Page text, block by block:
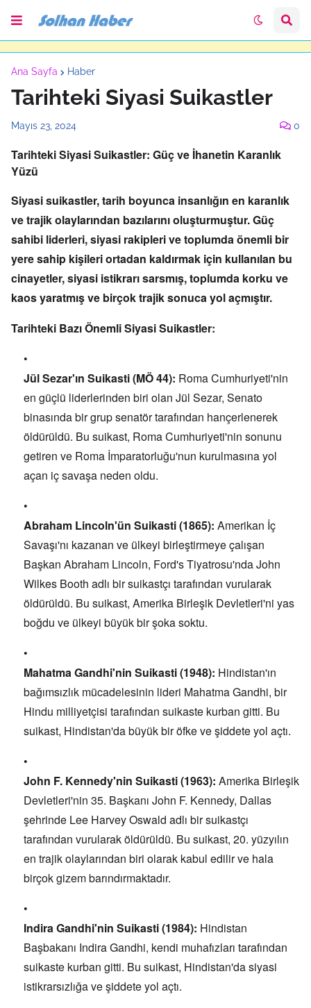
Ana Sayfa Haber
Tarihteki Siyasi Suikastler
Mayıs 23, 2024 0
Tarihteki Siyasi Suikastler: Güç ve İhanetin Karanlık
Yüzü
Siyasi suikastler,tarih boyunca insanlığın en karanlık
ve trajik olaylarından bazılarını oluşturmuştur.Güç
sahibi liderleri,siyasi rakipleri ve toplumda önemli bir
yere sahip kişileri ortadan kaldırmak için kullanılan bu
cinayetler,siyasi istikrarı sarsmış,toplumda korku ve
kaos yaratmış ve birçok trajik sonuca yol açmıştır.
Tarihteki Bazı Önemli Siyasi Suikastler:
Jül Sezar'ın Suikasti (MÖ 44): Roma Cumhuriyeti'nin
en güçlü liderlerinden biri olan Jül Sezar, Senato
binasında bir grup senatör tarafından hançerlenerek
öldürüldü. Bu suikast, Roma Cumhuriyeti'nin sonunu
getiren ve Roma İmparatorluğu'nun kurulmasına yol
açan iç savaşa neden oldu.
Abraham Lincoln'ün Suikasti (1865): Amerikan İç
Savaşı'nı kazanan ve ülkeyi birleştirmeye çalışan
Başkan Abraham Lincoln, Ford's Tiyatrosu'nda John
Wilkes Booth adlı bir suikastçı tarafından vurularak
öldürüldü. Bu suikast, Amerika Birleşik Devletleri'ni yas
boğdu ve ülkeyi büyük bir şoka soktu.
Mahatma Gandhi'nin Suikasti (1948): Hindistan'ın
bağımsızlık mücadelesinin lideri Mahatma Gandhi, bir
Hindu milliyetçisi tarafından suikaste kurban gitti. Bu
suikast, Hindistan'da büyük bir öfke ve şiddete yol açtı.
John F. Kennedy'nin Suikasti (1963): Amerika Birleşik
Devletleri'nin 35. Başkanı John F. Kennedy, Dallas
şehrinde Lee Harvey Oswald adlı bir suikastçı
tarafından vurularak öldürüldü. Bu suikast, 20. yüzyılın
en trajik olaylarından biri olarak kabul edilir ve hala
birçok gizem barındırmaktadır.
Indira Gandhi'nin Suikasti (1984): Hindistan
Başbakanı Indira Gandhi, kendi muhafızları tarafından
suikaste kurban gitti. Bu suikast, Hindistan'da siyasi
istikrarsızlığa ve şiddete yol açtı.